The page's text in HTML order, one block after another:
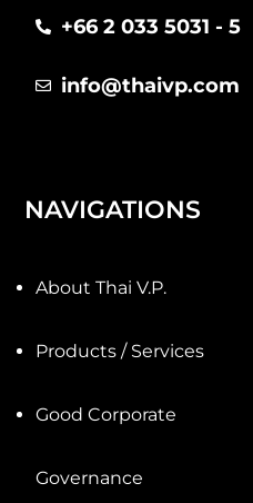
+66 2 033 5031 - 5
info@thaivp.com
NAVIGATIONS
About Thai V.P.
Products / Services
Good Corporate
Governance